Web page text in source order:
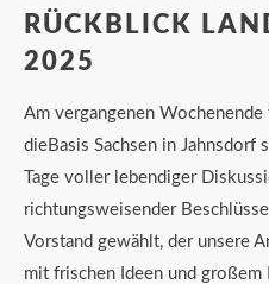
RÜCKBLICK
2025
Am vergangenen
dieBasis Sachsen in
Tage voller lebendiger
richtungsweisender
Vorstand gewählt, der unsere
mit frischen Ideen und